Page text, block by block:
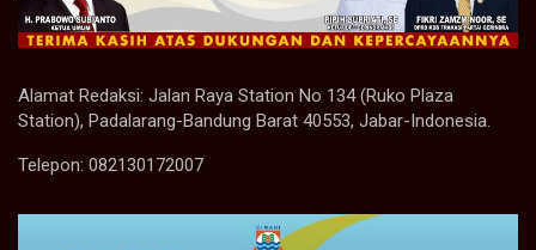
Alamat Redaksi: Jalan Raya Station No 134 (Ruko Plaza
Station), Padalarang-Bandung Barat 40553, Jabar-Indonesia.
Telepon: 082130172007